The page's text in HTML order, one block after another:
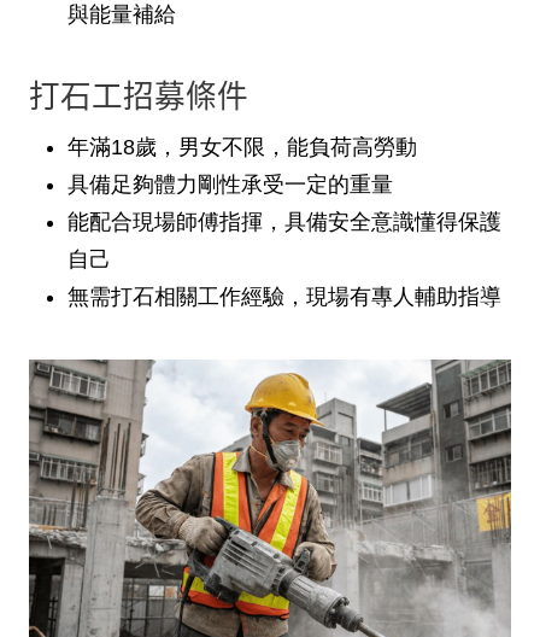
與能量補給
打石工招募條件
年滿18歲，男女不限，能負荷高勞動
具備足夠體力剛性承受一定的重量
能配合現場師傅指揮，具備安全意識懂得保護
自己
無需打石相關工作經驗，現場有專人輔助指導